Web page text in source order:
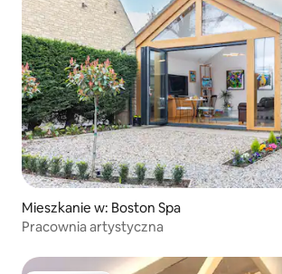
Mieszkanie w: Boston Spa
Pracownia artystyczna